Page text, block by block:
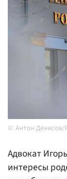
Антон Денисов/
Адвокат Игорь
интересы